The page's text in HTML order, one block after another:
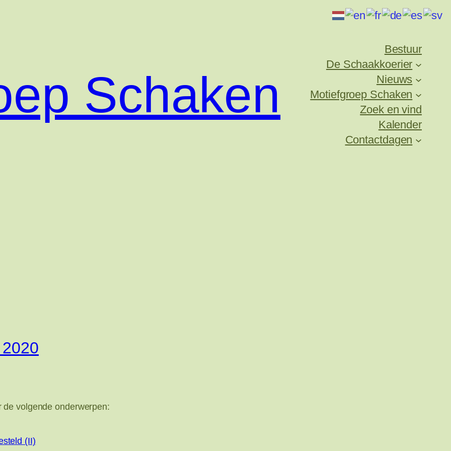
Schaken
Bestuur
De Schaakkoerier
Nieuws
Motiefgroep Schaken
Zoek en vind
Kalender
Contactdagen
volgende onderwerpen:
(II)